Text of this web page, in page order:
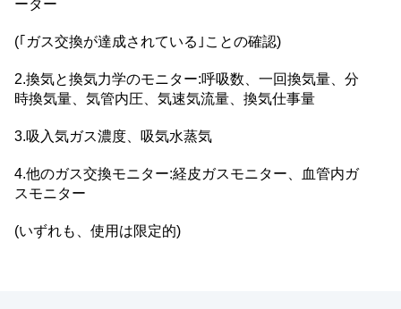
ーター
(｢ガス交換が達成されている｣ことの確認)
2.換気と換気力学のモニター:呼吸数、一回換気量、分
時換気量、気管内圧、気速気流量、換気仕事量
3.吸入気ガス濃度、吸気水蒸気
4.他のガス交換モニター:経皮ガスモニター、血管内ガ
スモニター
(いずれも、使用は限定的)